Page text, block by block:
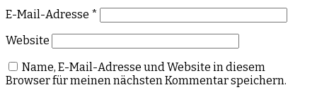
E-Mail-Adresse *
Website
Name, E-Mail-Adresse und Website in diesem
Browser für meinen nächsten Kommentar speichern.